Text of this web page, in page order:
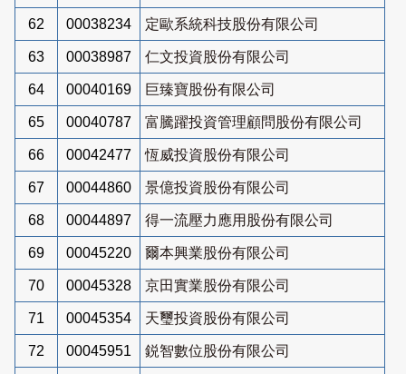
62 00038234 定歐系統科技股份有限公司
63 00038987 仁文投資股份有限公司
64 00040169 巨臻寶股份有限公司
65 00040787 富騰躍投資管理顧問股份有限公司
66 00042477 恆威投資股份有限公司
67 00044860 景億投資股份有限公司
68 00044897 得一流壓力應用股份有限公司
69 00045220 爾本興業股份有限公司
70 00045328 京田實業股份有限公司
71 00045354 天璽投資股份有限公司
72 00045951 鋭智數位股份有限公司